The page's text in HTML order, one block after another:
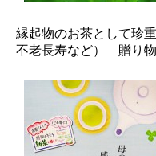
縁起物のお茶として珍
不老長寿など） 贈り物